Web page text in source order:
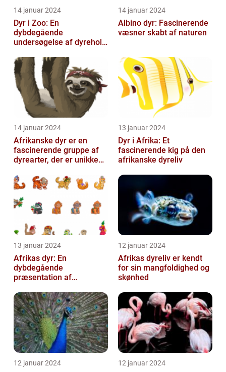
14 januar 2024
Dyr i Zoo: En
dybdegående
undersøgelse af dyrehold
14 januar 2024
Albino dyr: Fascinerende
væsner skabt af naturen
14 januar 2024
Afrikanske dyr er en
fascinerende gruppe af
dyrearter, der er unikke
kontinent
13 januar 2024
Dyr i Afrika: Et
fascinerende kig på den
afrikanske dyreliv
13 januar 2024
Afrikas dyr: En
dybdegående
præsentation af
dyreliv
12 januar 2024
Afrikas dyreliv er kendt
for sin mangfoldighed og
skønhed
12 januar 2024 12 januar 2024